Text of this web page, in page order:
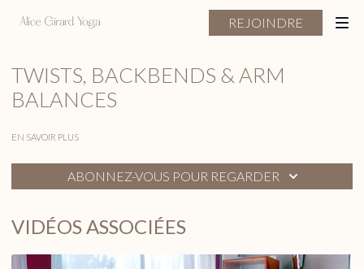
REJOINDRE
TWISTS, BACKBENDS & ARM
BALANCES
EN SAVOIR PLUS
ABONNEZ-VOUS POUR REGARDER
VIDÉOS ASSOCIÉES